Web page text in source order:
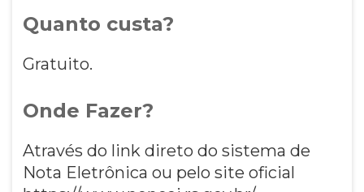
Quanto custa?
Gratuito.
Onde Fazer?
Através do link direto do sistema de
Nota Eletrônica ou pelo site oficial